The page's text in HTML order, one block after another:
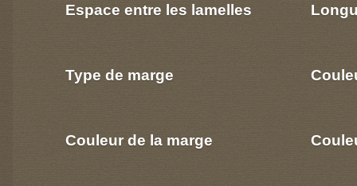
Espace entre les lamelles
Type de marge
Couleur de la marge